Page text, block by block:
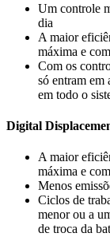
Um controle
dia
A maior
máxima e
Com os
só entram em
em todo o
Digital
A maior
máxima e
Menos
Ciclos de
menor ou a
de troca da